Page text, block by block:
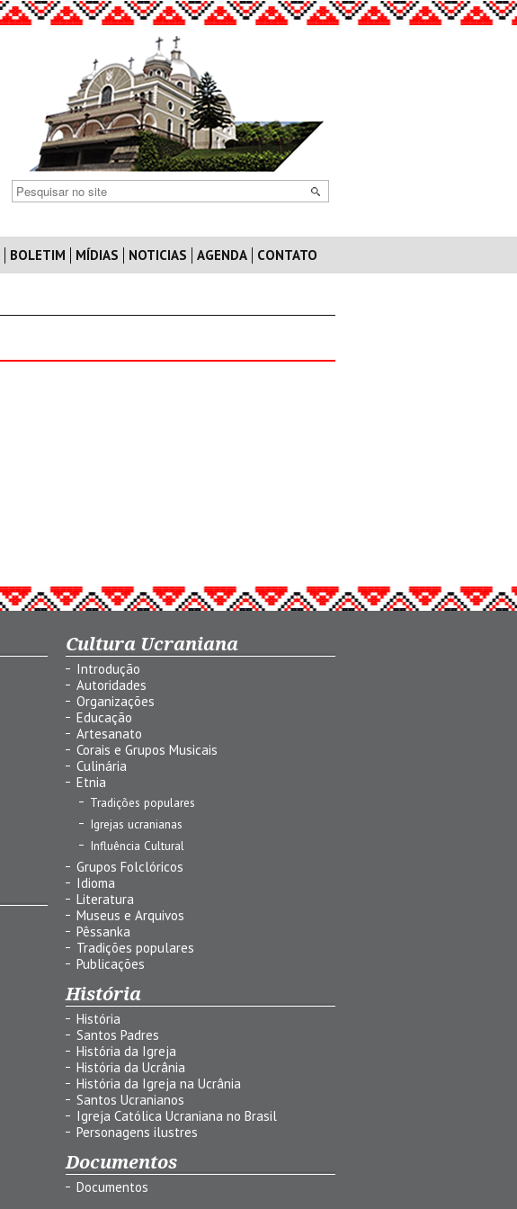
BOLETIM MÍDIAS NOTICIAS AGENDA CONTATO
Cultura Ucraniana
Introdução
Autoridades
Organizações
Educação
Artesanato
Corais e Grupos Musicais
Culinária
Etnia
Tradições populares
Igrejas ucranianas
Influência Cultural
Grupos Folclóricos
Idioma
Literatura
Museus e Arquivos
Pêssanka
Tradições populares
Publicações
História
História
Santos Padres
História da Igreja
História da Ucrânia
História da Igreja na Ucrânia
Santos Ucranianos
Igreja Católica Ucraniana no Brasil
Personagens ilustres
Documentos
Documentos